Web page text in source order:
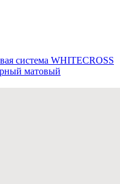
система WHITECROSS
матовый